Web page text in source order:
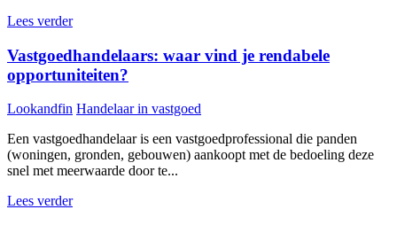
Lees verder
Vastgoedhandelaars: waar vind je rendabele
opportuniteiten?
Lookandfin Handelaar in vastgoed
Een vastgoedhandelaar is een vastgoedprofessional die panden
(woningen, gronden, gebouwen) aankoopt met de bedoeling deze
snel met meerwaarde door te...
Lees verder